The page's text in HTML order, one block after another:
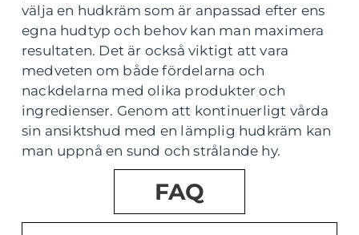
välja en hudkräm som är anpassad efter ens
egna hudtyp och behov kan man maximera
resultaten. Det är också viktigt att vara
medveten om både fördelarna och
nackdelarna med olika produkter och
ingredienser. Genom att kontinuerligt vårda
sin ansiktshud med en lämplig hudkräm kan
man uppnå en sund och strålande hy.
FAQ